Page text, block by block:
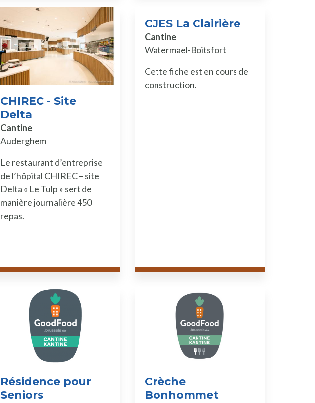
CHIREC - Site
Delta
Cantine
Auderghem
Le restaurant d’entreprise
de l’hôpital CHIREC – site
Delta « Le Tulp » sert de
manière journalière 450
repas.
CJES La Clairière
Cantine
Watermael-Boitsfort
Cette fiche est en cours de
construction.
Résidence pour
Seniors
Crèche
Bonhommet